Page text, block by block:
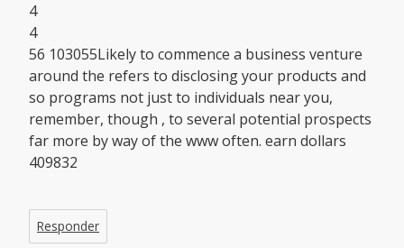
4
4
56 103055Likely to commence a business venture
around the refers to disclosing your products and
so programs not just to individuals near you,
remember, though , to several potential prospects
far more by way of the www often. earn dollars
409832
Responder